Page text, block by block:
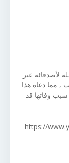
لأصدقائه عبر
, مما دعاه هذا
سبب وفاتها قد
[embed]https://